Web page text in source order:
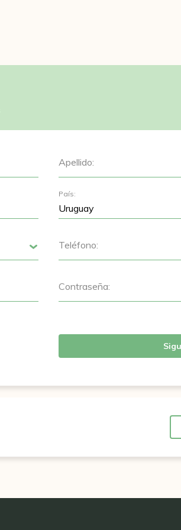
Apellido:
País:
Teléfono:
Contraseña: